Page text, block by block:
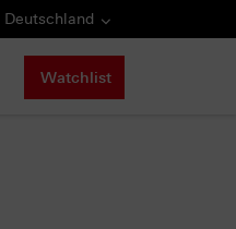
Deutschland
Watchlist